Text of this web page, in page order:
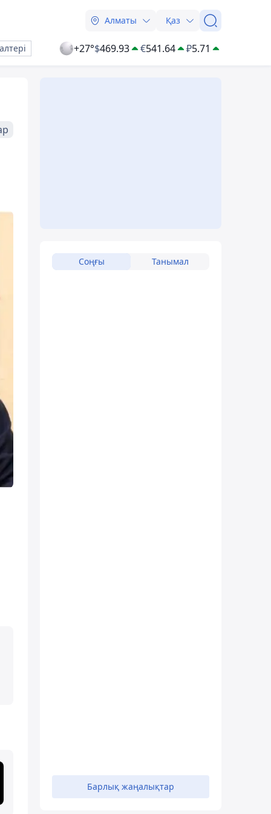
Алматы Қаз
+27°$469.93 €541.64 ₽5.71
Соңғы Танымал
Барлық жаңалықтар